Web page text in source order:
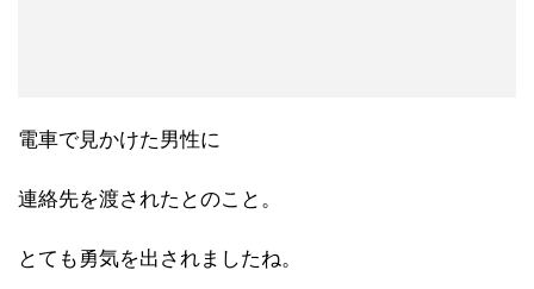
電車で見かけた男性に
連絡先を渡されたとのこと。
とても勇気を出されましたね。